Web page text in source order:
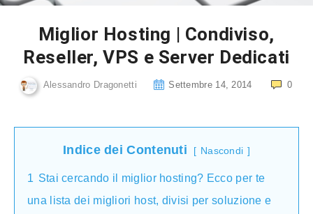
Miglior Hosting | Condiviso,
Reseller, VPS e Server Dedicati
Alessandro Dragonetti Settembre 14, 2014 0
Indice dei Contenuti Nascondi
1 Stai cercando il miglior hosting? Ecco per te
una lista dei migliori host, divisi per soluzione e